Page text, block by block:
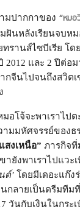
มปากกาของ “หมอ
นหลังเรียนจบหม
รานส์ไซบีเรีย โด
และ 2 ปีต่อม
กจีนไปจนถึงสวิต
อโจ้จะพาเราไป
มมหัศจรรย์ของธ
สงเหนือ” ภารกิจที่
ยังพาเราไปแวะ
ด์’ โดยมีเดอะแก๊
กลายเป็นดรีมทีม
วันกับเงินในกระ